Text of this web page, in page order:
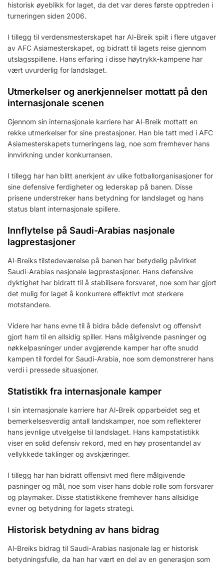
historisk øyeblikk for laget, da det var deres første opptreden i
turneringen siden 2006.
I tillegg til verdensmesterskapet har Al-Breik spilt i flere utgaver
av AFC Asiamesterskapet, og bidratt til lagets reise gjennom
utslagsspillene. Hans erfaring i disse høytrykk-kampene har
vært uvurderlig for landslaget.
Utmerkelser og anerkjennelser mottatt på den
internasjonale scenen
Gjennom sin internasjonale karriere har Al-Breik mottatt en
rekke utmerkelser for sine prestasjoner. Han ble tatt med i AFC
Asiamesterskapets turneringens lag, noe som fremhever hans
innvirkning under konkurransen.
I tillegg har han blitt anerkjent av ulike fotballorganisasjoner for
sine defensive ferdigheter og lederskap på banen. Disse
prisene understreker hans betydning for landslaget og hans
status blant internasjonale spillere.
Innflytelse på Saudi-Arabias nasjonale
lagprestasjoner
Al-Breiks tilstedeværelse på banen har betydelig påvirket
Saudi-Arabias nasjonale lagprestasjoner. Hans defensive
dyktighet har bidratt til å stabilisere forsvaret, noe som har gjort
det mulig for laget å konkurrere effektivt mot sterkere
motstandere.
Videre har hans evne til å bidra både defensivt og offensivt
gjort ham til en allsidig spiller. Hans målgivende pasninger og
nøkkelpasninger under avgjørende kamper har ofte snudd
kampen til fordel for Saudi-Arabia, noe som demonstrerer hans
verdi i pressede situasjoner.
Statistikk fra internasjonale kamper
I sin internasjonale karriere har Al-Breik opparbeidet seg et
bemerkelsesverdig antall landskamper, noe som reflekterer
hans jevnlige utvelgelse til landslaget. Hans kampstatistikk
viser en solid defensiv rekord, med en høy prosentandel av
vellykkede taklinger og avskjæringer.
I tillegg har han bidratt offensivt med flere målgivende
pasninger og mål, noe som viser hans doble rolle som forsvarer
og playmaker. Disse statistikkene fremhever hans allsidige
evner og betydning for lagets strategi.
Historisk betydning av hans bidrag
Al-Breiks bidrag til Saudi-Arabias nasjonale lag er historisk
betydningsfulle, da han har vært en del av en generasjon som